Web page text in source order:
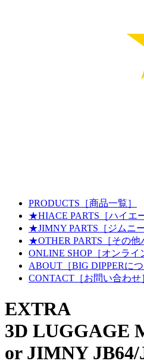
PRODUCTS ［商品一覧］
★HIACE PARTS ［ハイエ
★JIMNY PARTS ［ジムニ
★OTHER PARTS ［その他
ONLINE SHOP ［オンライ
ABOUT ［BIG DIPPERにつ
CONTACT ［お問い合わせ
EXTRA
3D LUGGAGE
or JIMNY JB64/